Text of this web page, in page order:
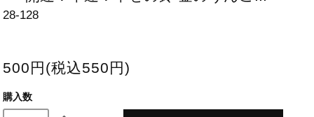
28-128
500円(税込550円)
購入数